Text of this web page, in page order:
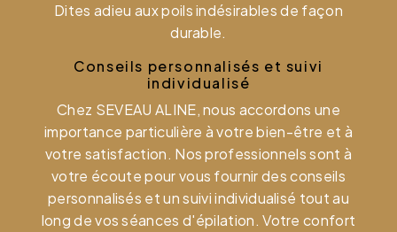
Dites adieu aux poils indésirables de façon
durable.
Conseils personnalisés et suivi
individualisé
Chez SEVEAU ALINE, nous accordons une
importance particulière à votre bien-être et à
votre satisfaction. Nos professionnels sont à
votre écoute pour vous fournir des conseils
personnalisés et un suivi individualisé tout au
long de vos séances d'épilation. Votre confort